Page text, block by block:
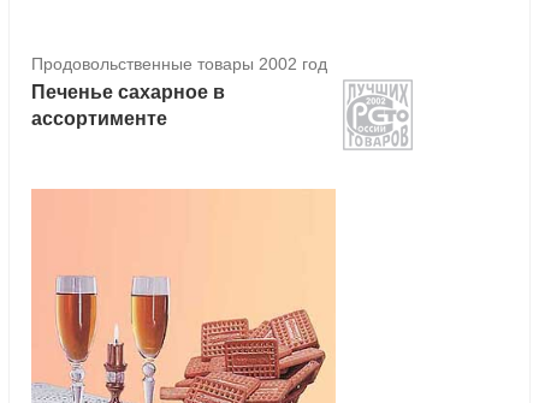
Продовольственные товары 2002 год
Печенье сахарное в
ассортименте